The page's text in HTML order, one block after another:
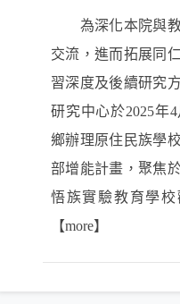
為深化本院與教
交流，進而拓展同
習深度及後續研究
研究中心於2025年
鄉辦理原住民族學
部增能計畫，聚焦
悟族實驗教育學校
【more】